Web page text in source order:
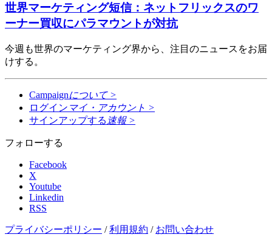
世界マーケティング短信：ネットフリックスのワ
ーナー買収にパラマウントが対抗
今週も世界のマーケティング界から、注目のニュースをお届
けする。
Campaignについて >
ログイン マイ・アカウント >
サインアップする 速報 >
フォローする
Facebook
X
Youtube
Linkedin
RSS
プライバシーポリシー /利用規約 / お問い合わせ